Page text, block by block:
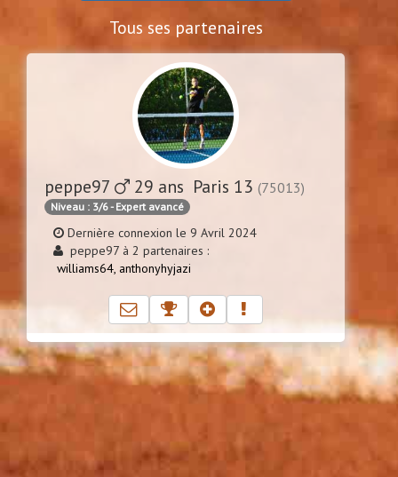
Tous ses partenaires
peppe97 29 ans Paris 13 (75013)
Niveau : 3/6 - Expert avancé
Dernière connexion le 9 Avril 2024
peppe97 à 2 partenaires :
williams64, anthonyhyjazi